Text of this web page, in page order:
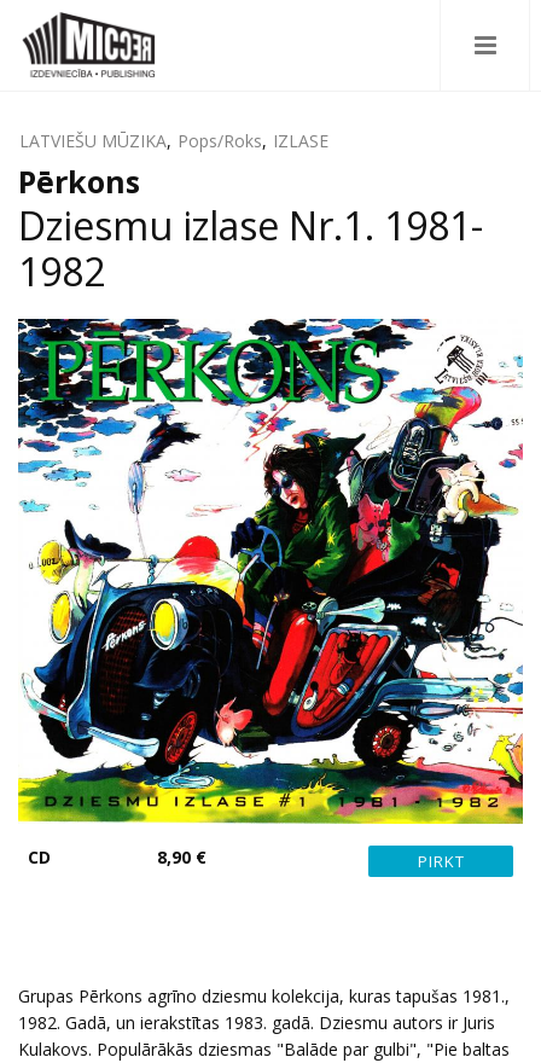
LATVIEŠU MŪZIKA, Pops/Roks, IZLASE
Pērkons
Dziesmu izlase Nr.1. 1981-
1982
CD 8,90 €
Grupas Pērkons agrīno dziesmu kolekcija, kuras tapušas 1981.,
1982. Gadā, un ierakstītas 1983. gadā. Dziesmu autors ir Juris
Kulakovs. Populārākās dziesmas "Balāde par gulbi", "Pie baltas